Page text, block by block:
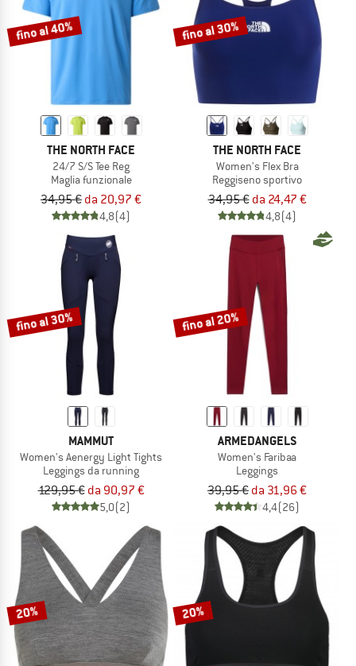
fino al 40%
THE NORTH FACE
24/7 S/S Tee Reg
Maglia funzionale
34,95 € da 20,97 €
4,8(4)
fino al 30%
THE NORTH FACE
Women's Flex Bra
Reggiseno sportivo
34,95 € da 24,47 €
4,8(4)
fino al 30%
MAMMUT
Women's Aenergy Light Tights
Leggings da running
129,95 € da 90,97 €
5,0(2)
fino al 20%
ARMEDANGELS
Women's Faribaa
Leggings
39,95 € da 31,96 €
4,4(26)
20% 20%